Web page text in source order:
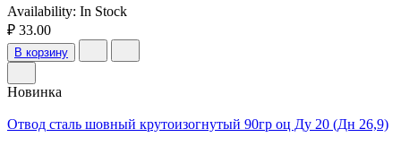
Availability: In Stock
₽ 33.00
В корзину
Новинка
Отвод сталь шовный крутоизогнутый 90гр оц Ду 20 (Дн 26,9)